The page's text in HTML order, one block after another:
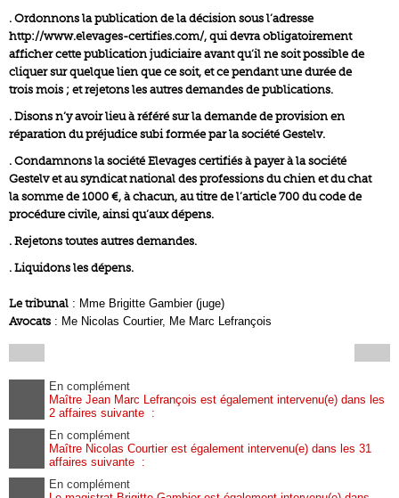
. Ordonnons la publication de la décision sous l’adresse
http://www.elevages-certifies.com/, qui devra obligatoirement
afficher cette publication judiciaire avant qu’il ne soit possible de
cliquer sur quelque lien que ce soit, et ce pendant une durée de
trois mois ; et rejetons les autres demandes de publications.
. Disons n’y avoir lieu à référé sur la demande de provision en
réparation du préjudice subi formée par la société Gestelv.
. Condamnons la société Elevages certifiés à payer à la société
Gestelv et au syndicat national des professions du chien et du chat
la somme de 1000 €, à chacun, au titre de l’article 700 du code de
procédure civile, ainsi qu’aux dépens.
. Rejetons toutes autres demandes.
. Liquidons les dépens.
Le tribunal : Mme Brigitte Gambier (juge)
Avocats : Me Nicolas Courtier, Me Marc Lefrançois
En complément
Maître Jean Marc Lefrançois est également intervenu(e) dans les
2 affaires suivante :
En complément
Maître Nicolas Courtier est également intervenu(e) dans les 31
affaires suivante :
En complément